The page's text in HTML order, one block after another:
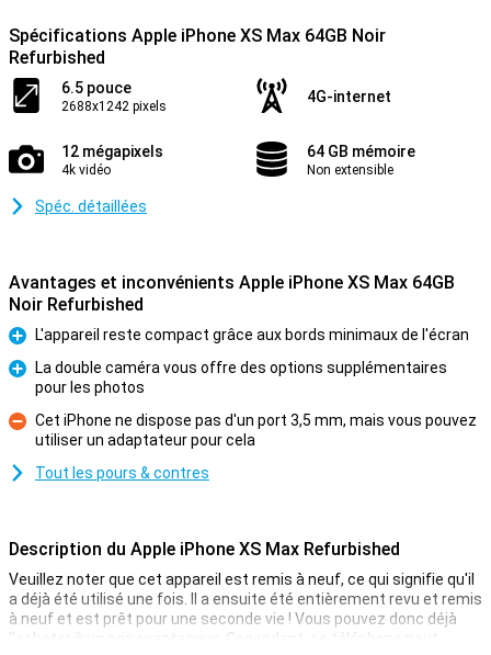
Spécifications Apple iPhone XS Max 64GB Noir
Refurbished
6.5 pouce
2688x1242 pixels
4G-internet
12 mégapixels
4k vidéo
64 GB mémoire
Non extensible
Spéc. détaillées
Avantages et inconvénients Apple iPhone XS Max 64GB
Noir Refurbished
Pour
L'appareil reste compact grâce aux bords minimaux de l'écran
Pour
La double caméra vous offre des options supplémentaires
pour les photos
Contre
Cet iPhone ne dispose pas d'un port 3,5 mm, mais vous pouvez
utiliser un adaptateur pour cela
Tout les pours & contres
Description du Apple iPhone XS Max Refurbished
Veuillez noter que cet appareil est remis à neuf, ce qui signifie qu'il
a déjà été utilisé une fois. Il a ensuite été entièrement revu et remis
à neuf et est prêt pour une seconde vie ! Vous pouvez donc déjà
l'acheter à un prix avantageux. Cependant, ce téléphone peut